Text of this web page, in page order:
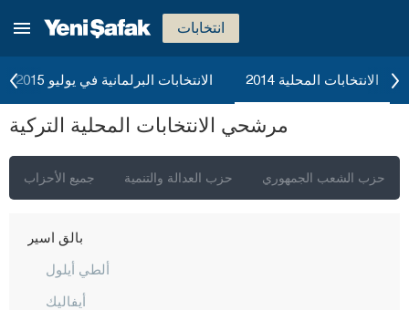
انتخابات
الانتخابات البرلمانية في يوليو 2015 الانتخابات المحلية 2014
مرشحي الانتخابات المحلية التركية
جميع الأحزاب حزب العدالة والتنمية حزب الشعب الجمهوري
أكسراي
أماصيا
أنطاليا
أرداهان
أيدن
بالق أسير
ألطي أيلول
أيفاليك